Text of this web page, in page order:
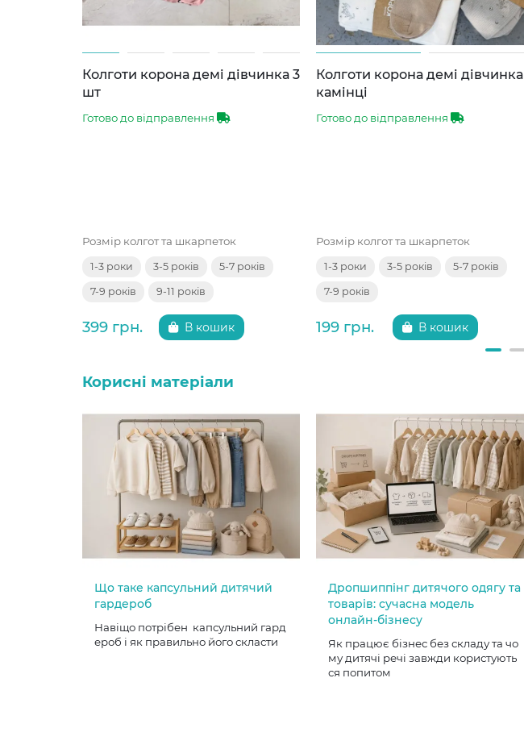
Колготи корона демі дівчинка 3
шт
Готово до відправлення
Розмір колгот та шкарпеток
1-3 роки 3-5 років 5-7 років
7-9 років 9-11 років
399 грн. В кошик
Колготи корона демі дівчинка
камінці
Готово до відправлення
Розмір колгот та шкарпеток
1-3 роки 3-5 років 5-7 років
7-9 років
199 грн. В кошик
Корисні матеріали
Що таке капсульний дитячий
гардероб
Навіщо потрібен капсульний гард
ероб і як правильно його скласти
Дропшиппінг дитячого одягу та
товарів: сучасна модель
онлайн-бізнесу
Як працює бізнес без складу та чо
му дитячі речі завжди користують
ся попитом